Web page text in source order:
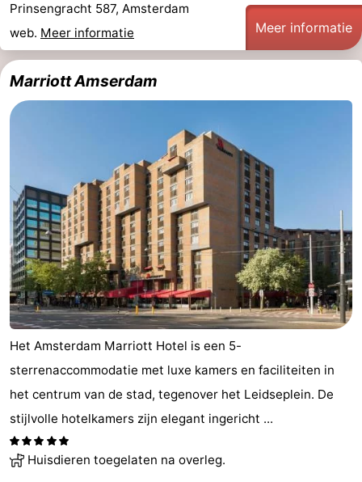
Prinsengracht 587, Amsterdam
web. Meer informatie Meer informatie
Marriott Amserdam
Het Amsterdam Marriott Hotel is een 5-
sterrenaccommodatie met luxe kamers en faciliteiten in
het centrum van de stad, tegenover het Leidseplein. De
stijlvolle hotelkamers zijn elegant ingericht ...
Huisdieren toegelaten na overleg.